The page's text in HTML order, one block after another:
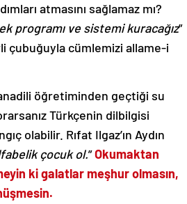
atmasını sağlamaz mı?
programı ve sistemi kuracağız”
çubuğuyla cümlemizi allame-i
öğretiminden geçtiği su
Türkçenin dilbilgisi
olabilir. Rıfat Ilgaz’ın Aydın
çocuk ol.”Okumaktan
ki galatlar meşhur olmasın,